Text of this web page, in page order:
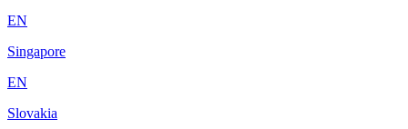
EN
Singapore
EN
Slovakia